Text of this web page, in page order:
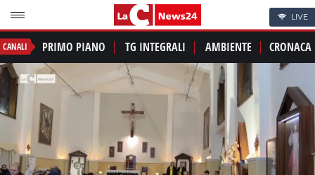
LIVE
CANALI PRIMO PIANO TG INTEGRALI AMBIENTE CRONACA